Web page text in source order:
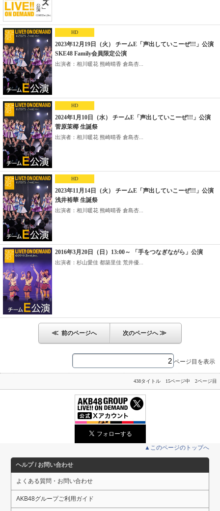
HD
2023年12月19日（火） チームE「声出していこーぜ!!!」公演
SKE48 Family会員限定公演
出演者：相川暖花 熊崎晴香 倉島杏...
HD
2024年1月10日（水） チームE「声出していこーぜ!!!」公演
菅原茉椰 生誕祭
出演者：相川暖花 熊崎晴香 倉島杏...
HD
2023年11月14日（火） チームE「声出していこーぜ!!!」公演
浅井裕華 生誕祭
出演者：相川暖花 熊崎晴香 倉島杏...
2016年3月20日（日）13:00～ 「手をつなぎながら」公演
出演者：杉山愛佳 都築里佳 荒井優...
≪ 前のページへ 次のページへ≫
ページ目を表示
438タイトル 15ページ中 2ページ目
▲このページのトップへ
ヘルプ / お問い合わせ
よくある質問・お問い合わせ
AKB48グループご利用ガイド